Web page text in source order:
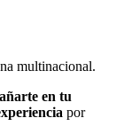
multinacional.
en tu
por